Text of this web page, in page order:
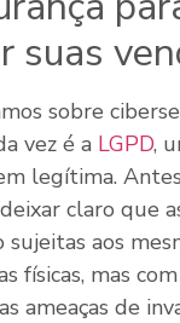
suas
sobre
vez é a LGPD,
legítima.
claro que
sujeitas aos
físicas, mas
ameaças de